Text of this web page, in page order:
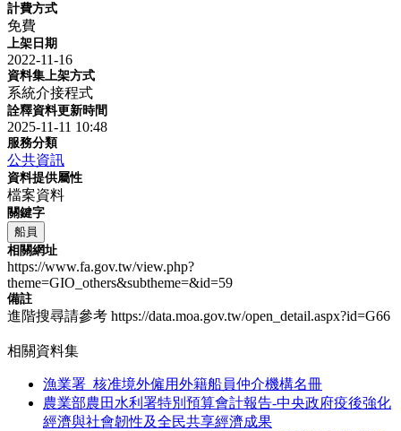
計費方式
免費
上架日期
2022-11-16
資料集上架方式
系統介接程式
詮釋資料更新時間
2025-11-11 10:48
服務分類
公共資訊
資料提供屬性
檔案資料
關鍵字
船員
相關網址
https://www.fa.gov.tw/view.php?
theme=GIO_others&subtheme=&id=59
備註
進階搜尋請參考 https://data.moa.gov.tw/open_detail.aspx?id=G66
相關資料集
漁業署_核准境外僱用外籍船員仲介機構名冊
農業部農田水利署特別預算會計報告-中央政府疫後強化
經濟與社會韌性及全民共享經濟成果